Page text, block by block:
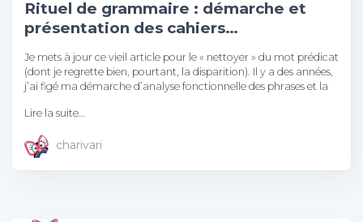
Rituel de grammaire : démarche et
présentation des cahiers…
Je mets à jour ce vieil article pour le « nettoyer » du mot prédicat
(dont je regrette bien, pourtant, la disparition). Il y a des années,
j’ai figé ma démarche d’analyse fonctionnelle des phrases et la
Lire la suite…
charivari